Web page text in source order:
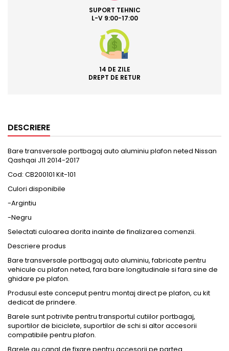
SUPORT TEHNIC
L-V 9:00-17:00
14 DE ZILE
DREPT DE RETUR
DESCRIERE
Bare transversale portbagaj auto aluminiu plafon neted Nissan
Qashqai J11 2014-2017
Cod: CB200101 Kit-101
Culori disponibile
-Argintiu
-Negru
Selectati culoarea dorita inainte de finalizarea comenzii.
Descriere produs
Bare transversale portbagaj auto aluminiu, fabricate pentru
vehicule cu plafon neted, fara bare longitudinale si fara sine de
ghidare pe plafon.
Produsul este conceput pentru montaj direct pe plafon, cu kit
dedicat de prindere.
Barele sunt potrivite pentru transportul cutiilor portbagaj,
suportilor de biciclete, suportilor de schi si altor accesorii
compatibile pentru plafon.